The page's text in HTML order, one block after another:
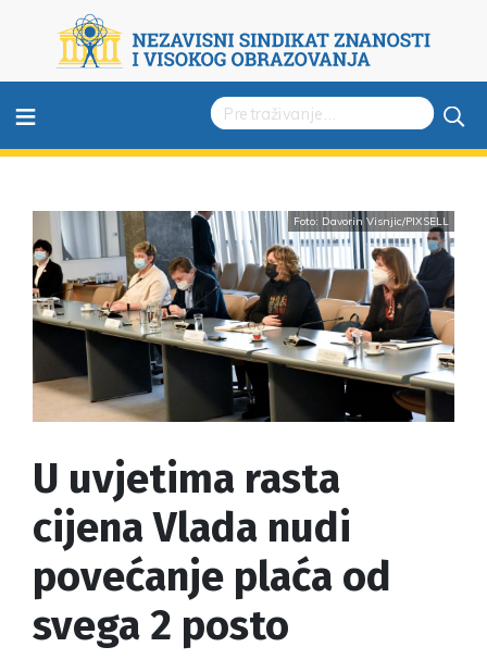
≡
Foto: Davorin Visnjic/PIXSELL
U uvjetima rasta
cijena Vlada nudi
povećanje plaća od
svega 2 posto